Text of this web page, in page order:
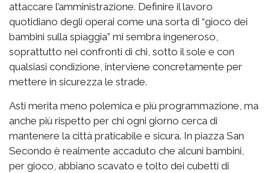
attaccare l’amministrazione. Definire il lavoro
quotidiano degli operai come una sorta di “gioco dei
bambini sulla spiaggia” mi sembra ingeneroso,
soprattutto nei confronti di chi, sotto il sole e con
qualsiasi condizione, interviene concretamente per
mettere in sicurezza le strade.
Asti merita meno polemica e più programmazione, ma
anche più rispetto per chi ogni giorno cerca di
mantenere la città praticabile e sicura. In piazza San
Secondo è realmente accaduto che alcuni bambini,
per gioco, abbiano scavato e tolto dei cubetti di